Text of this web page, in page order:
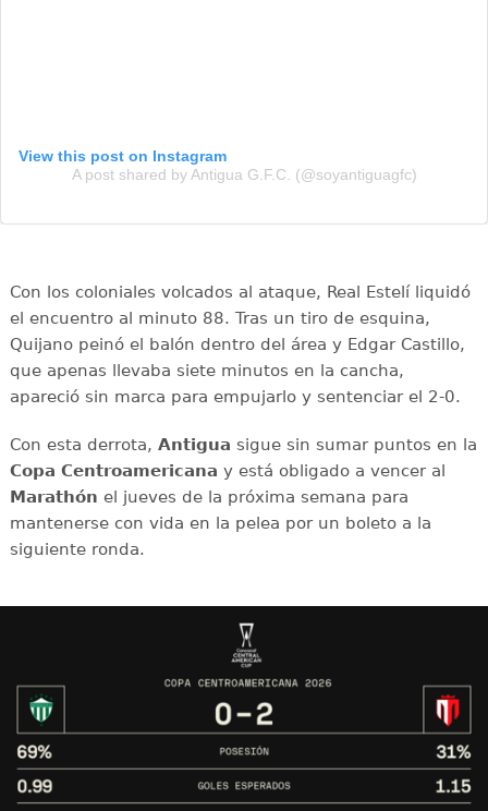
View this post on Instagram
A post shared by Antigua G.F.C. (@soyantiguagfc)
Con los coloniales volcados al ataque, Real Estelí liquidó
el encuentro al minuto 88. Tras un tiro de esquina,
Quijano peinó el balón dentro del área y Edgar Castillo,
que apenas llevaba siete minutos en la cancha,
apareció sin marca para empujarlo y sentenciar el 2-0.
Con esta derrota, Antigua sigue sin sumar puntos en la
Copa Centroamericana y está obligado a vencer al
Marathón el jueves de la próxima semana para
mantenerse con vida en la pelea por un boleto a la
siguiente ronda.